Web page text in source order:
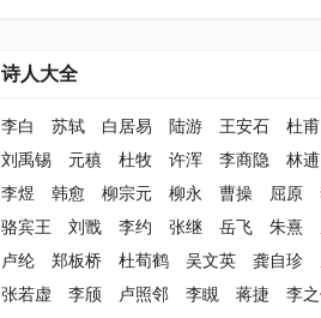
诗人大全
李白 苏轼 白居易 陆游 王安石 杜甫
刘禹锡
元稹 杜牧 许浑 李商隐 林逋
李煜
韩愈 柳宗元 柳永 曹操 屈原
骆宾王
刘戬 李约 张继 岳飞 朱熹
卢纶
郑板桥 杜荀鹤 吴文英 龚自珍
张若虚
李颀 卢照邻 李瞡 蒋捷 李